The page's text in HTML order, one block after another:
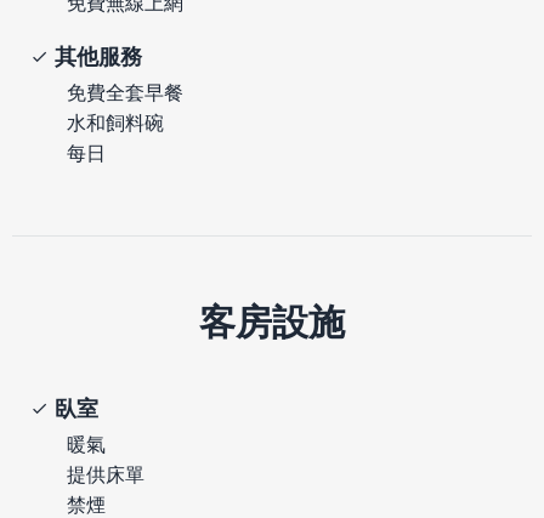
其他服務
免費全套早餐
水和飼料碗
每日
客房設施
臥室
暖氣
提供床單
禁煙